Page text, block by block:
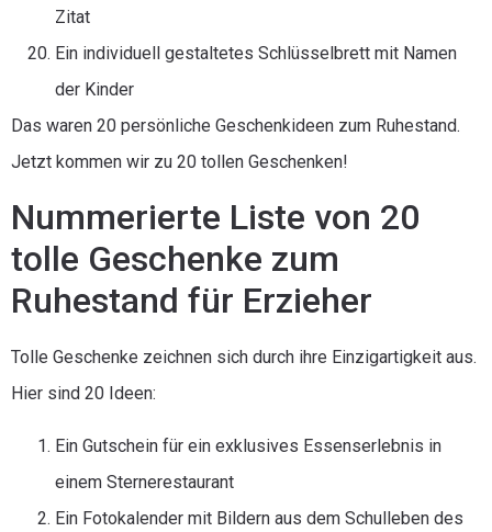
Zitat
Ein individuell gestaltetes Schlüsselbrett mit Namen
der Kinder
Das waren 20 persönliche Geschenkideen zum Ruhestand.
Jetzt kommen wir zu 20 tollen Geschenken!
Nummerierte Liste von 20
tolle Geschenke zum
Ruhestand für Erzieher
Tolle Geschenke zeichnen sich durch ihre Einzigartigkeit aus.
Hier sind 20 Ideen:
Ein Gutschein für ein exklusives Essenserlebnis in
einem Sternerestaurant
Ein Fotokalender mit Bildern aus dem Schulleben des